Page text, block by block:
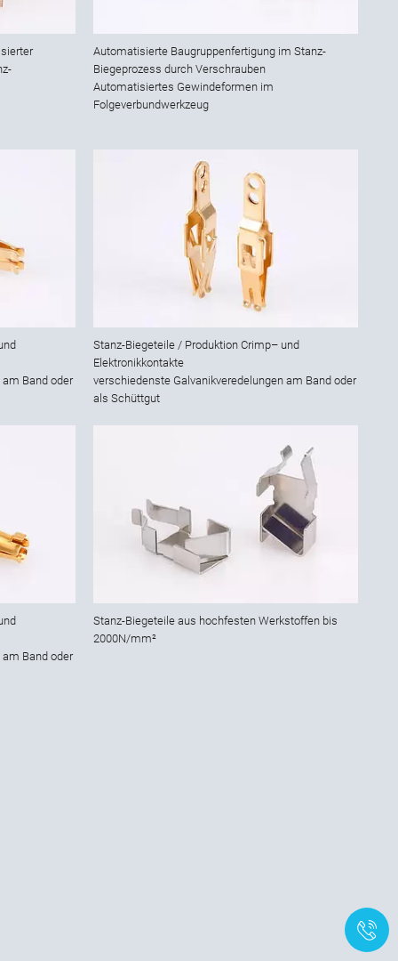
Automatisierte Baugruppenfertigung im Stanz-
Biegeprozess durch Verschrauben
Automatisiertes Gewindeformen im
Folgeverbundwerkzeug
Band oder
Stanz-Biegeteile / Produktion Crimp– und
Elektronikkontakte
verschiedenste Galvanikveredelungen am Band oder
als Schüttgut
Band oder
Stanz-Biegeteile aus hochfesten Werkstoffen bis
2000N/mm²